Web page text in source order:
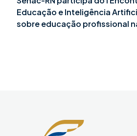
Educação e Inteligência
sobre educação profissional